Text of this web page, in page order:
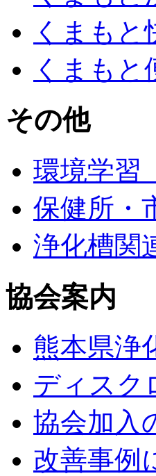
くまもと
くまもと
その他
環境学習
保健所・
浄化槽関
協会案内
熊本県浄
ディスク
協会加入
改善事例